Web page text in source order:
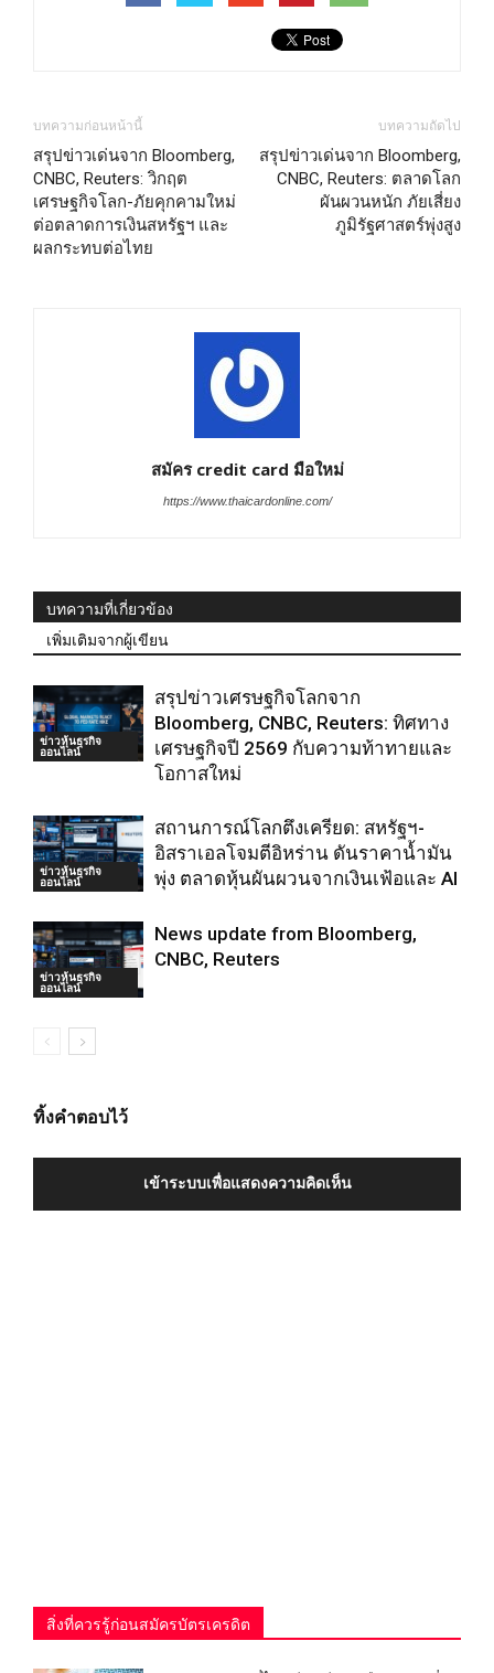
บทความก่อนหน้านี้
สรุปข่าวเด่นจาก Bloomberg,
CNBC, Reuters: วิกฤต
เศรษฐกิจโลก-ภัยคุกคามใหม่
ต่อตลาดการเงินสหรัฐฯ และ
ผลกระทบต่อไทย
บทความถัดไป
สรุปข่าวเด่นจาก Bloomberg,
CNBC, Reuters: ตลาดโลก
ผันผวนหนัก ภัยเสี่ยง
ภูมิรัฐศาสตร์พุ่งสูง
สมัคร credit card มือใหม่
https://www.thaicardonline.com/
บทความที่เกี่ยวข้อง
เพิ่มเติมจากผู้เขียน
ข่าวหุ้นธุรกิจ
ออนไลน์
สรุปข่าวเศรษฐกิจโลกจาก
Bloomberg, CNBC, Reuters: ทิศทาง
เศรษฐกิจปี 2569 กับความท้าทายและ
โอกาสใหม่
ข่าวหุ้นธุรกิจ
ออนไลน์
สถานการณ์โลกตึงเครียด: สหรัฐฯ-
อิสราเอลโจมตีอิหร่าน ดันราคาน้ำมัน
พุ่ง ตลาดหุ้นผันผวนจากเงินเฟ้อและ AI
ข่าวหุ้นธุรกิจ
ออนไลน์
News update from Bloomberg,
CNBC, Reuters
ทิ้งคำตอบไว้
เข้าระบบเพื่อแสดงความคิดเห็น
สิ่งที่ควรรู้ก่อนสมัครบัตรเครดิต